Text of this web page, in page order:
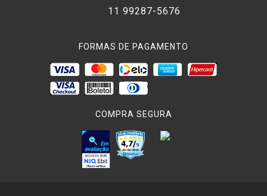
11 99287-5676
FORMAS DE PAGAMENTO
COMPRA SEGURA